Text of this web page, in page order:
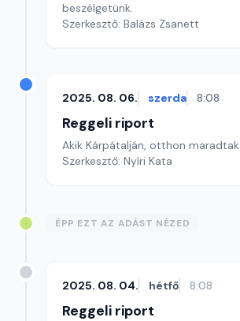
beszélgetünk.
Szerkesztő: Balázs Zsanett
2025. 08. 06. szerda 8:08
Reggeli riport
Akik Kárpátalján, otthon maradtak
Szerkesztő: Nyíri Kata
ÉPP EZT AZ ADÁST NÉZED
2025. 08. 04. hétfő 8:08
Reggeli riport